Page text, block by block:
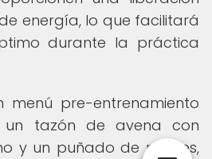
energía, lo que facilitará
durante la práctica
menú pre-entrenamiento
tazón de avena con
y un puñado de nueces,